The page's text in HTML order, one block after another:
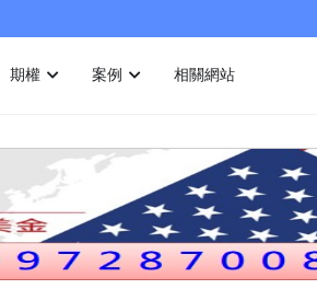
期權 案例 相關網站